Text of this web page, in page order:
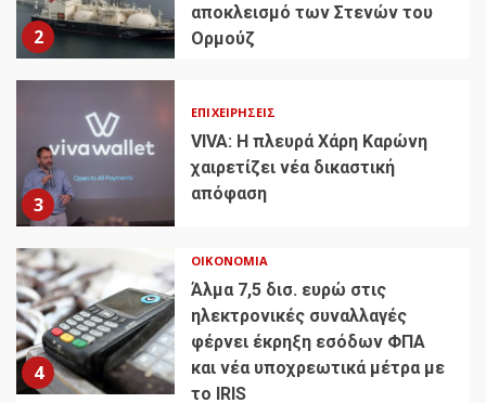
2
αποκλεισμό των Στενών του
Ορμούζ
3
ΕΠΙΧΕΙΡΉΣΕΙΣ
VIVA: Η πλευρά Χάρη Καρώνη
χαιρετίζει νέα δικαστική
απόφαση
4
ΟΙΚΟΝΟΜΊΑ
Άλμα 7,5 δισ. ευρώ στις
ηλεκτρονικές συναλλαγές
φέρνει έκρηξη εσόδων ΦΠΑ
και νέα υποχρεωτικά μέτρα με
το IRIS